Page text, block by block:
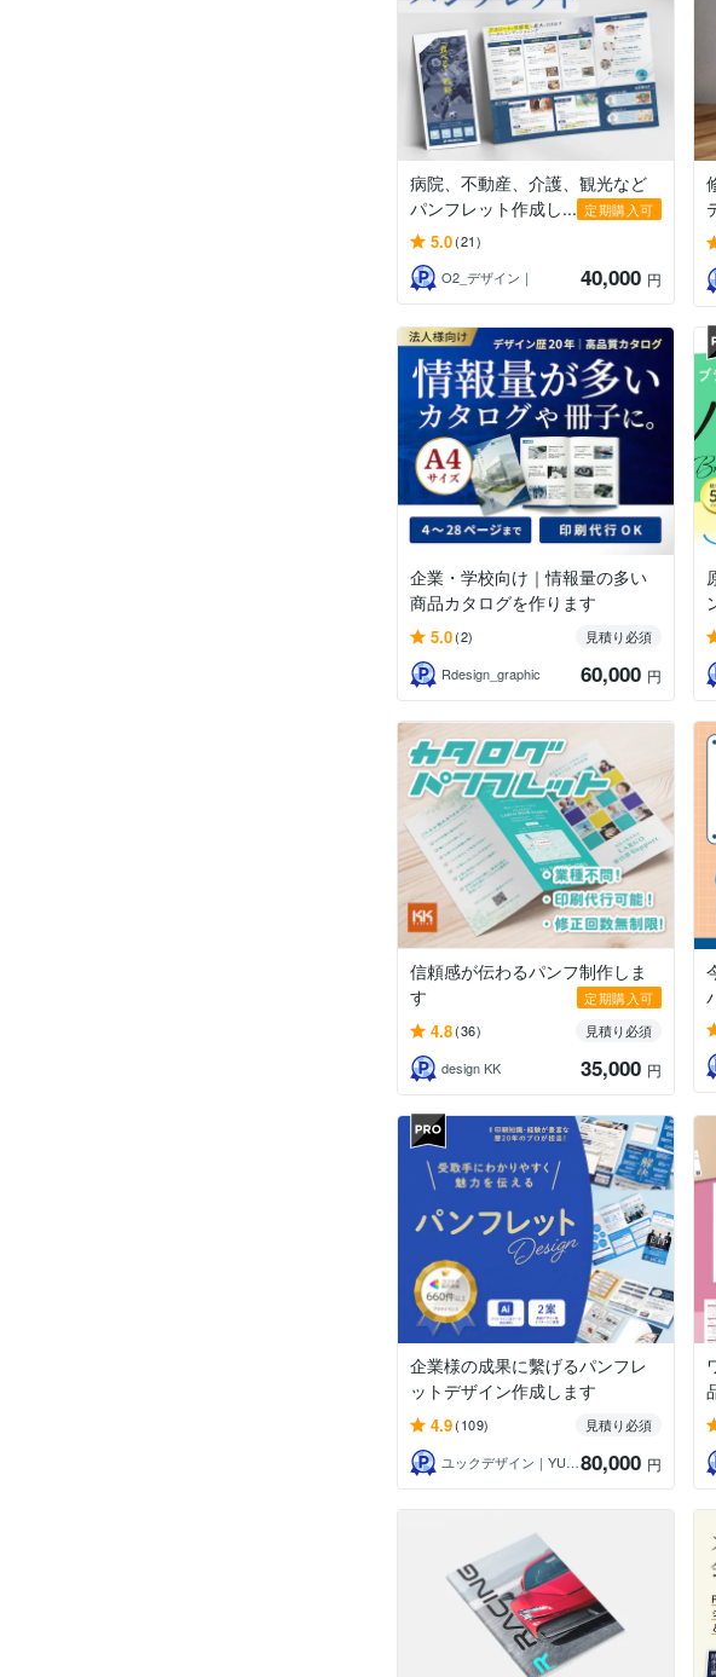
病院、不動産、介護、観光など
パンフレット作成し... 定期購入可
5.0(21)
O2_デザイン｜
40,000 円
企業・学校向け｜情報量の多い
商品カタログを作ります
5.0(2)
見積り必須
Rdesign_graphic
60,000 円
信頼感が伝わるパンフ制作しま
す
定期購入可
4.8(36)
見積り必須
design KK
35,000 円
企業様の成果に繫げるパンフレ
ットデザイン作成します
4.9(109)
見積り必須
ユックデザイン｜YUKKU Design 80,000 円